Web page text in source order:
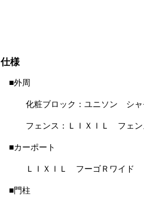
仕様
■外周
化粧ブロック：ユニソン シャ
フェンス：ＬＩＸＩＬ フェン
■カーポート
ＬＩＸＩＬ フーゴＲワイド
■門柱